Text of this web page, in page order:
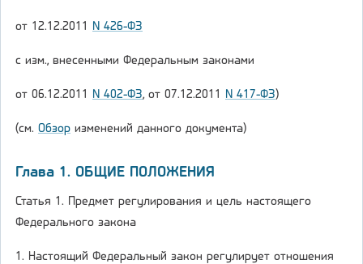
от 12.12.2011 N 426-ФЗ
с изм., внесенными Федеральным законами
от 06.12.2011 N 402-ФЗ, от 07.12.2011 N 417-ФЗ)
(см. Обзор изменений данного документа)
Глава 1. ОБЩИЕ ПОЛОЖЕНИЯ
Статья 1. Предмет регулирования и цель настоящего
Федерального закона
1. Настоящий Федеральный закон регулирует отношения